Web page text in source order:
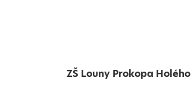
ZŠ Louny Prokopa Holého